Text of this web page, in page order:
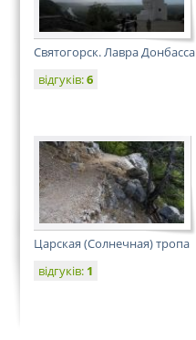
Святогорск. Лавра Донбасса
відгуків:6
Царская (Солнечная) тропа
відгуків: 1